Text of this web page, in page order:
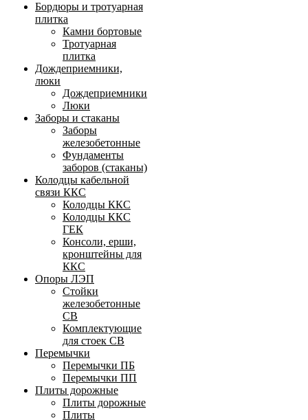
Бордюры и тротуарная
плитка
Камни бортовые
Тротуарная
плитка
Дождеприемники,
люки
Дождеприемники
Люки
Заборы и стаканы
Заборы
железобетонные
Фундаменты
заборов (стаканы)
Колодцы кабельной
связи ККС
Колодцы ККС
Колодцы ККС
ГЕК
Консоли, ерши,
кронштейны для
ККС
Опоры ЛЭП
Стойки
железобетонные
СВ
Комплектующие
для стоек СВ
Перемычки
Перемычки ПБ
Перемычки ПП
Плиты дорожные
Плиты дорожные
Плиты